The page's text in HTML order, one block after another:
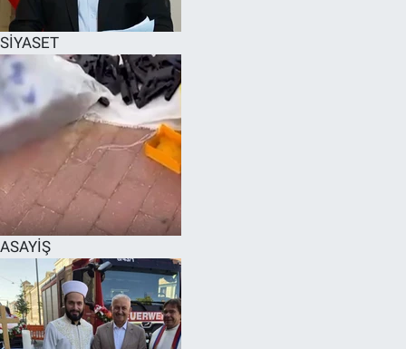
SİYASET
ASAYİŞ